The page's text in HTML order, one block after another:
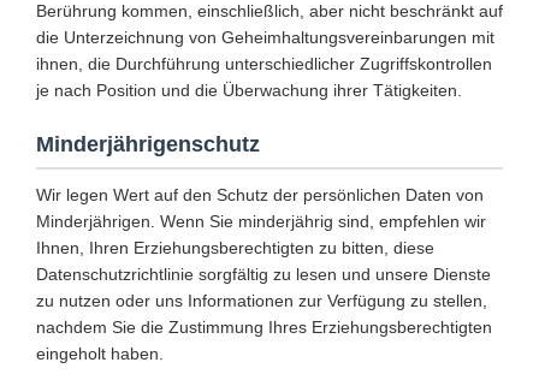
Berührung kommen, einschließlich, aber nicht beschränkt auf
die Unterzeichnung von Geheimhaltungsvereinbarungen mit
ihnen, die Durchführung unterschiedlicher Zugriffskontrollen
je nach Position und die Überwachung ihrer Tätigkeiten.
Minderjährigenschutz
Wir legen Wert auf den Schutz der persönlichen Daten von
Minderjährigen. Wenn Sie minderjährig sind, empfehlen wir
Ihnen, Ihren Erziehungsberechtigten zu bitten, diese
Datenschutzrichtlinie sorgfältig zu lesen und unsere Dienste
zu nutzen oder uns Informationen zur Verfügung zu stellen,
nachdem Sie die Zustimmung Ihres Erziehungsberechtigten
eingeholt haben.